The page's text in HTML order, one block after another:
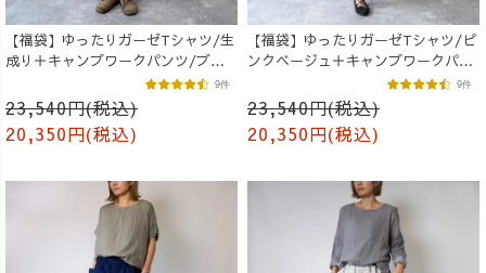
【福袋】ゆったりガーゼTシャツ/生
成り＋キャンプワークパンツ/ブラ
23,540円(税込)
20,350円(税込)
9件
【福袋】ゆったりガーゼTシャツ/ピ
ンクベージュ＋キャンプワークパン
23,540円(税込)
20,350円(税込)
9件